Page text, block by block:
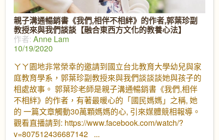
親子溝通暢銷書《我們,相伴不相絆》的作者,郭葉珍副
教授來與我們談談【融合東西方文化的教養心法】
作者: Anne Lam
10/19/2020
ㄚㄚ園地非常榮幸的邀請到國立台北教育大學幼兒與家
庭教育學系，郭葉珍副教授來與我們談談談她與孩子的
相處故事。 郭葉珍老師是親子溝通暢銷書《我們,相伴
不相絆》的作者，有著最暖心的「國民媽媽」之稱, 她
的 一篇文章觸動30萬顆媽媽的心, 引來媒體競相報導。
觀看直播請到: https://www.facebook.com/watch/?
v=807512436687142